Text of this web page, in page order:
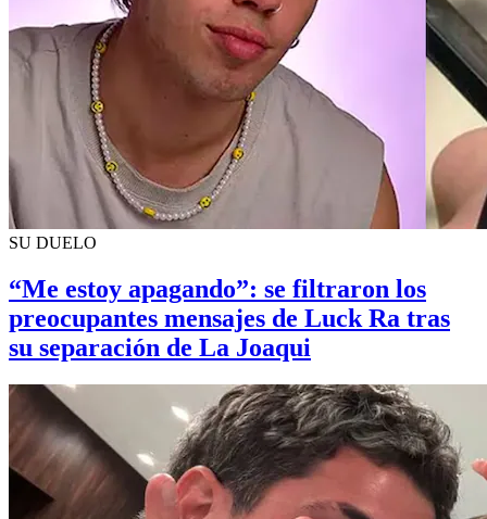
SU DUELO
“Me estoy apagando”: se filtraron los
preocupantes mensajes de Luck Ra tras
su separación de La Joaqui